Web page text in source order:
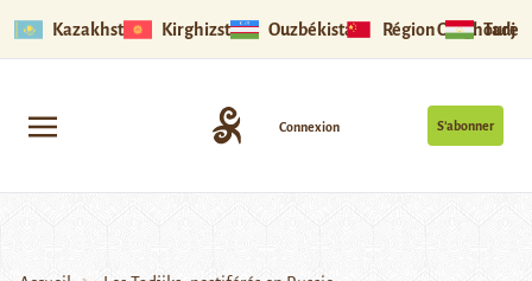
Kazakhstan Kirghizstan Ouzbékistan Région Ouïghoure
S’abonner
Connexion